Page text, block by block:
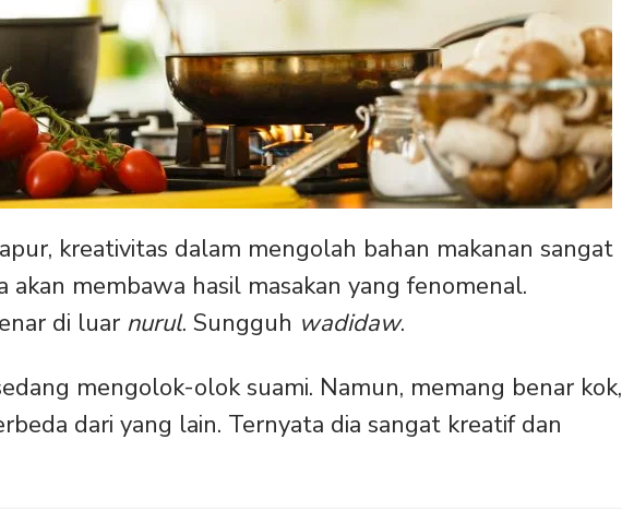
kreativitas dalam mengolah bahan makanan sangat
akan membawa hasil masakan yang fenomenal.
di luar nurul. Sungguh wadidaw.
mengolok-olok suami. Namun, memang benar kok,
dari yang lain. Ternyata dia sangat kreatif dan